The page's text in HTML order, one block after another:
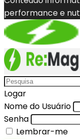
performance e
Logar
Nome do Usuário
Senha
Lembrar-me